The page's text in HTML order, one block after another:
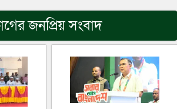
জনপ্রিয় সংবাদ